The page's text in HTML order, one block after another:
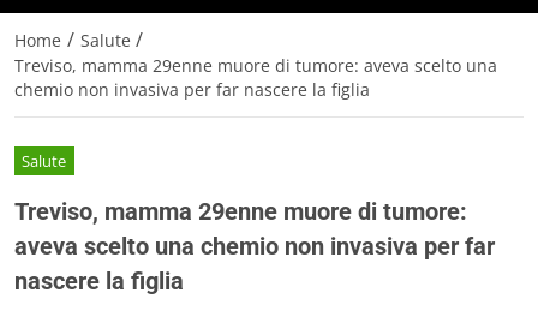
Home / Salute /
Treviso, mamma 29enne muore di tumore: aveva scelto una
chemio non invasiva per far nascere la figlia
Salute
Treviso, mamma 29enne muore di tumore:
aveva scelto una chemio non invasiva per far
nascere la figlia